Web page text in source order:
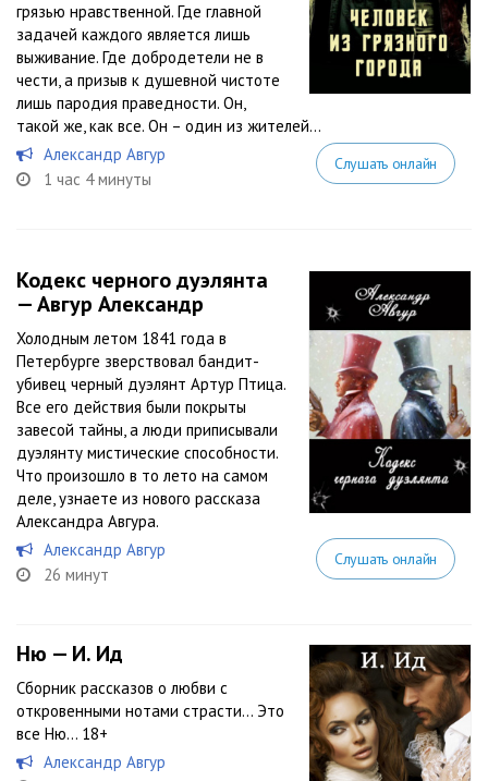
грязью нравственной. Где главной
задачей каждого является лишь
выживание. Где добродетели не в
чести, а призыв к душевной чистоте
лишь пародия праведности. Он,
такой же, как все. Он – один из жителей...
Александр Авгур
1 час 4 минуты
Слушать онлайн
Кодекс черного дуэлянта
— Авгур Александр
Холодным летом 1841 года в
Петербурге зверствовал бандит-
убивец черный дуэлянт Артур Птица.
Все его действия были покрыты
завесой тайны, а люди приписывали
дуэлянту мистические способности.
Что произошло в то лето на самом
деле, узнаете из нового рассказа
Александра Авгура.
Александр Авгур
26 минут
Слушать онлайн
Ню — И. Ид
Сборник рассказов о любви с
откровенными нотами страсти… Это
все Ню... 18+
Александр Авгур